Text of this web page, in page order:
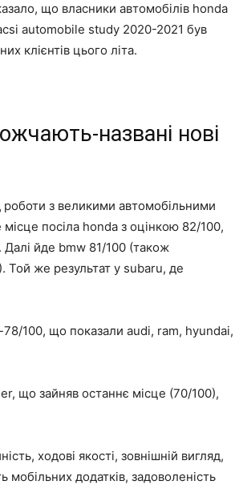
що власники автомобілів honda
automobile study 2020-2021 був
клієнтів цього літа.
названі нові
роботи з великими автомобільними
посіла honda з оцінкою 82/100,
йде bmw 81/100 (також
Той же результат у subaru, де
78/100, що показали audi, ram, hyundai,
що зайняв останнє місце (70/100),
ходові якості, зовнішній вигляд,
мобільних додатків, задоволеність